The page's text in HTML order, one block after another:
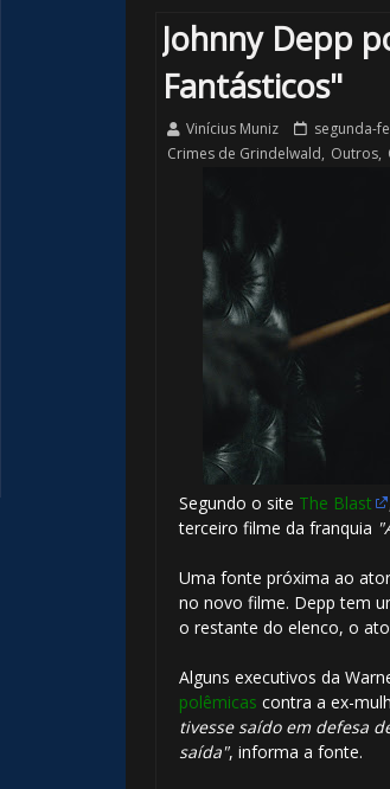
Johnny Depp
Fantásticos"
Vinícius Muniz segunda-
Crimes de Grindelwald, Outros,
Segundo o site The Blast
terceiro filme da franquia
Uma fonte próxima ao
no novo filme. Depp tem
o restante do elenco, o
Alguns executivos da
polêmicas contra a ex-
tivesse saído em defesa
saída", informa a fonte.